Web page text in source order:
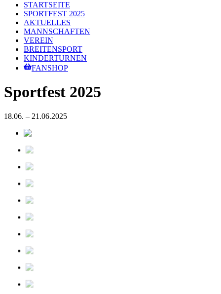
STARTSEITE
SPORTFEST 2025
AKTUELLES
MANNSCHAFTEN
VEREIN
BREITENSPORT
KINDERTURNEN
FANSHOP
Sportfest 2025
18.06. – 21.06.2025